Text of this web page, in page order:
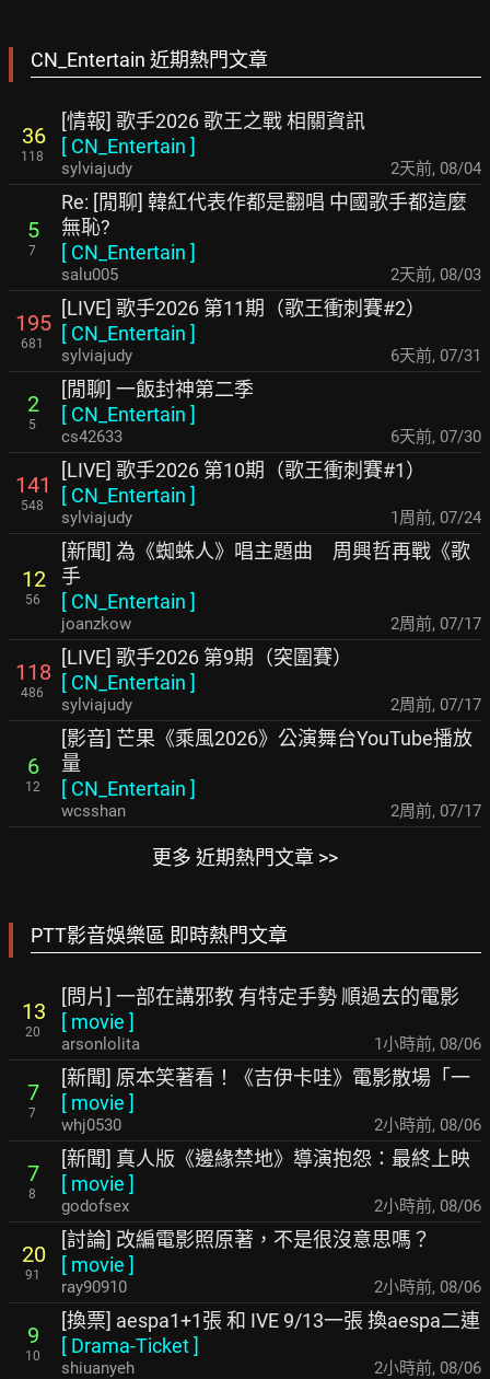
CN_Entertain 近期熱門文章
36
118
[情報] 歌手2026 歌王之戰 相關資訊
[ CN_Entertain ]
sylviajudy 2天前, 08/04
5
7
Re: [閒聊] 韓紅代表作都是翻唱 中國歌手都這麼
無恥?
[ CN_Entertain ]
salu005 2天前, 08/03
195
681
[LIVE] 歌手2026 第11期（歌王衝刺賽#2）
[ CN_Entertain ]
sylviajudy 6天前, 07/31
2
5
[閒聊] 一飯封神第二季
[ CN_Entertain ]
cs42633 6天前, 07/30
141
548
[LIVE] 歌手2026 第10期（歌王衝刺賽#1）
[ CN_Entertain ]
sylviajudy 1周前, 07/24
12
56
[新聞] 為《蜘蛛人》唱主題曲 周興哲再戰《歌
手
[ CN_Entertain ]
joanzkow 2周前, 07/17
118
486
[LIVE] 歌手2026 第9期（突圍賽）
[ CN_Entertain ]
sylviajudy 2周前, 07/17
6
12
[影音] 芒果《乘風2026》公演舞台YouTube播放
量
[ CN_Entertain ]
wcsshan 2周前, 07/17
更多 近期熱門文章 >>
PTT影音娛樂區 即時熱門文章
13
20
[問片] 一部在講邪教 有特定手勢 順過去的電影
[ movie ]
arsonlolita 1小時前, 08/06
7
7
[新聞] 原本笑著看！《吉伊卡哇》電影散場「一
[ movie ]
whj0530 2小時前, 08/06
7
8
[新聞] 真人版《邊緣禁地》導演抱怨：最終上映
[ movie ]
godofsex 2小時前, 08/06
20
91
[討論] 改編電影照原著，不是很沒意思嗎？
[ movie ]
ray90910 2小時前, 08/06
9
10
[換票] aespa1+1張 和 IVE 9/13一張 換aespa二連
[ Drama-Ticket]
shiuanyeh 2小時前, 08/06